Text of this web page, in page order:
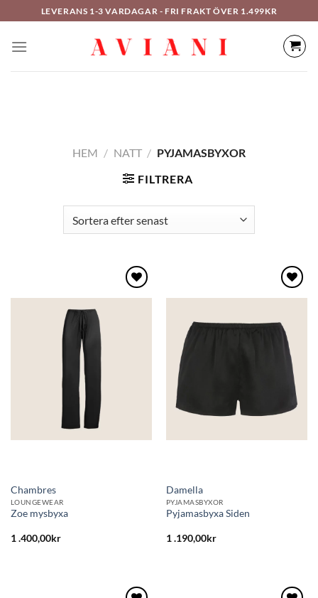
till
innehåll
LEVERANS 1-3 VARDAGAR - FRI FRAKT ÖVER 1.499KR
HEM / NATT / PYJAMASBYXOR
FILTRERA
Chambres
LOUNGEWEAR
Zoe mysbyxa
1 .400,00kr
till i
önskelistan
Damella
PYJAMASBYXOR
Pyjamasbyxa Siden
1 .190,00kr